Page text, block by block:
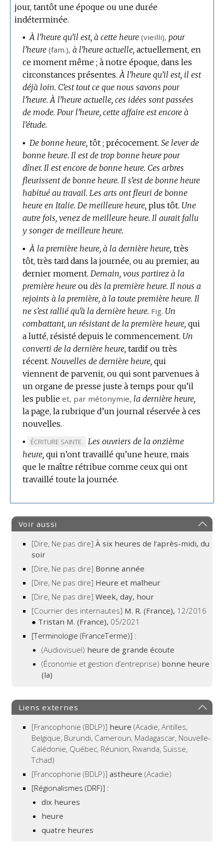
jour, tantôt une époque ou une durée
indéterminée.
▪À l’heure qu’il est, à cette heure (vieilli), pour
l’heure (fam.), à l’heure actuelle, actuellement, en
ce moment même ; à notre époque, dans les
circonstances présentes. À l’heure qu’il est, il est
déjà loin. C’est tout ce que nous savons pour
l’heure. À l’heure actuelle, ces idées sont passées
de mode. Pour l’heure, cette affaire est encore à
l’étude.
▪ De bonne heure, tôt ; précocement. Se lever de
bonne heure. Il est de trop bonne heure pour
dîner. Il est encore de bonne heure. Ces arbres
fleurissent de bonne heure. Il s’est de bonne heure
habitué au travail. Les arts ont fleuri de bonne
heure en Italie. De meilleure heure, plus tôt. Une
autre fois, venez de meilleure heure. Il aurait fallu
y songer de meilleure heure.
▪À la première heure, à la dernière heure, très
tôt, très tard dans la journée, ou au premier, au
dernier moment. Demain, vous partirez à la
première heure oudès la première heure. Il nous a
rejoints à la première, à la toute première heure. Il
ne s’est rallié qu’à la dernière heure. Fig. Un
combattant, un résistant de la première heure, qui
a lutté, résisté depuis le commencement. Un
converti de la dernière heure, tardif ou très
récent. Nouvelles de dernière heure, qui
viennent de parvenir, ou qui sont parvenues à
un organe de presse juste à temps pour qu’il
les publieet, par métonymie, la dernière heure,
la page, la rubrique d’un journal réservée à ces
nouvelles.
▪
MARQUE
DE
DOMAINE
:
ÉCRITURE SAINTE.
Les ouvriers de la onzième
heure, qui n’ont travaillé qu’une heure, mais
que le maître rétribue comme ceux qui ont
travaillé toute la journée.
Voir aussi
[Dire, Ne pas dire]À six heures de l’après-midi, du
soir
[Dire, Ne pas dire] Bonne année
[Dire, Ne pas dire] Heure et malheur
[Dire, Ne pas dire]Week, day, hour
[Courrier des internautes] M. R. (France), 12/2016
● Tristan M. (France), 05/2021
[Terminologie (FranceTerme)] :
(Audiovisuel) heure de grande écoute
(Économie et gestion d’entreprise) bonne heure
(la)
Liens externes
[Francophonie (BDLP)] heure (Acadie, Antilles,
Belgique, Burundi, Cameroun, Madagascar, Nouvelle-
Calédonie, Québec, Réunion, Rwanda, Suisse,
Tchad)
[Francophonie (BDLP)] astheure (Acadie)
[Régionalismes (DRF)] :
dix heures
heure
quatre heures